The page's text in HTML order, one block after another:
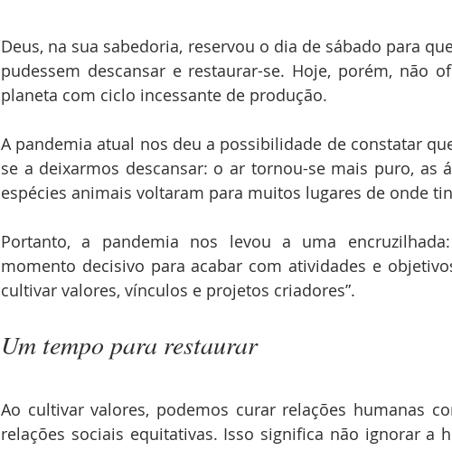
Deus, na sua sabedoria, reservou o dia de sábado para
pudessem descansar e restaurar-se. Hoje, porém, não
planeta com ciclo incessante de produção.
A pandemia atual nos deu a possibilidade de constatar
se a deixarmos descansar: o ar tornou-se mais puro, as
espécies animais voltaram para muitos lugares de onde
Portanto, a pandemia nos levou a uma
momento decisivo para acabar com atividades e
cultivar valores, vínculos e projetos criadores”.
Um tempo para restaurar
Ao cultivar valores, podemos curar relações humanas
relações sociais equitativas. Isso significa não ignorar a